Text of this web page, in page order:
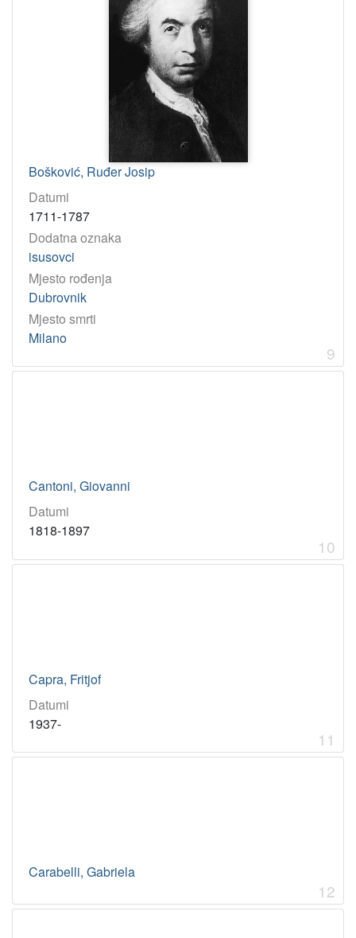
Bošković, Ruđer Josip
Datumi
1711-1787
Dodatna oznaka
isusovci
Mjesto rođenja
Dubrovnik
Mjesto smrti
Milano
9
Cantoni, Giovanni
Datumi
1818-1897
10
Capra, Fritjof
Datumi
1937-
11
Carabelli, Gabriela
12